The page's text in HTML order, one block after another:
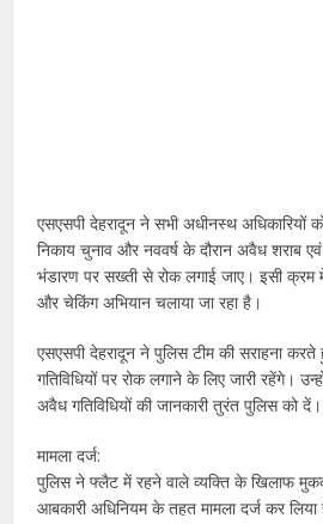
एसएसपी देहरादून ने सभी अधीनस्थ अधिकारियों
निकाय चुनाव और नववर्ष के दौरान अवैध शराब
भंडारण पर सख्ती से रोक लगाई जाए। इसी क्रम
और चेकिंग अभियान चलाया जा रहा है।
एसएसपी देहरादून ने पुलिस टीम की सराहना
गतिविधियों पर रोक लगाने के लिए जारी रहेंगे।
अवैध गतिविधियों की जानकारी तुरंत पुलिस को दें।
मामला दर्ज:
पुलिस ने फ्लैट में रहने वाले व्यक्ति के खिलाफ
आबकारी अधिनियम के तहत मामला दर्ज कर